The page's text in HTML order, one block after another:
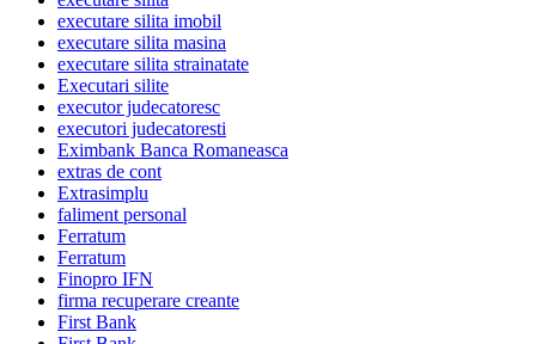
executare silita imobil
executare silita masina
executare silita strainatate
Executari silite
executor judecatoresc
executori judecatoresti
Eximbank Banca Romaneasca
extras de cont
Extrasimplu
faliment personal
Ferratum
Ferratum
Finopro IFN
firma recuperare creante
First Bank